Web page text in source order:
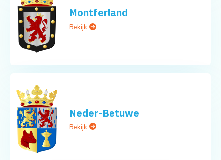
Montferland
Bekijk
Neder-Betuwe
Bekijk